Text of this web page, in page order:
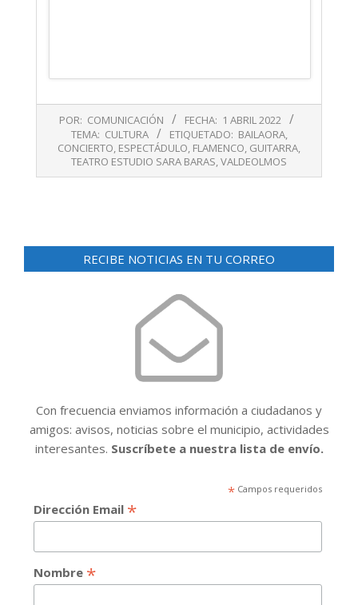
POR: COMUNICACIÓN FECHA: 1 ABRIL 2022
TEMA: CULTURA ETIQUETADO: BAILAORA,
CONCIERTO, ESPECTÁDULO, FLAMENCO, GUITARRA,
TEATRO ESTUDIO SARA BARAS,VALDEOLMOS
RECIBE NOTICIAS EN TU CORREO
Con frecuencia enviamos información a ciudadanos y
amigos: avisos, noticias sobre el municipio, actividades
interesantes. Suscríbete a nuestra lista de envío.
*Campos requeridos
Dirección Email *
Nombre *